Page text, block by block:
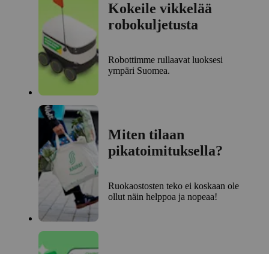
Kokeile vikkelää
robokuljetusta
Robottimme rullaavat luoksesi
ympäri Suomea.
Miten tilaan
pikatoimituksella?
Ruokaostosten teko ei koskaan ole
ollut näin helppoa ja nopeaa!